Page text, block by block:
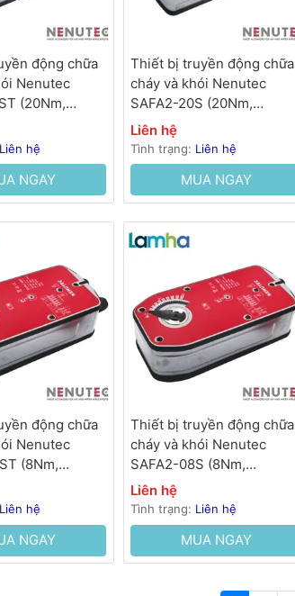
động chữa
Nenutec
(20Nm,
lò xo hồi
Liên hệ
NGAY
Thiết bị truyền động chữa
cháy và khói Nenutec
SAFA2-20S (20Nm,
230VAC, 50…70s, lò xo hồi
<35s)
Liên hệ
Tình trạng: Liên hệ
MUA NGAY
động chữa
Nenutec
(8Nm,
lò xo
Liên hệ
NGAY
Thiết bị truyền động chữa
cháy và khói Nenutec
SAFA2-08S (8Nm,
230VAC, 100…120s, lò xo
hồi 25s)
Liên hệ
Tình trạng: Liên hệ
MUA NGAY